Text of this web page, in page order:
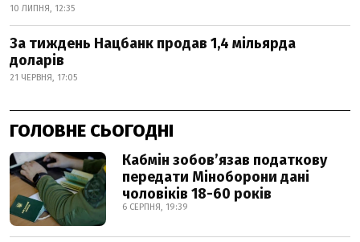
10 ЛИПНЯ, 12:35
За тиждень Нацбанк продав 1,4 мільярда
доларів
21 ЧЕРВНЯ, 17:05
ГОЛОВНЕ СЬОГОДНІ
Кабмін зобовʼязав податкову
передати Міноборони дані
чоловіків 18-60 років
6 СЕРПНЯ, 19:39